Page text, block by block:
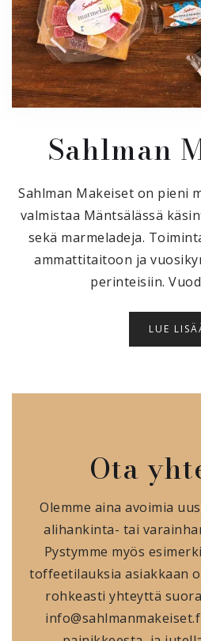
Sahlman
Sahlman Makeiset on pieni
valmistaa Mäntsälässä
sekä marmeladeja.
ammattitaitoon ja
perinteisiin.
LUE
Ota
Olemme aina avoimia
alihankinta- tai
Pystymme myös
toffeetilauksia asiakkaan
rohkeasti yhteyttä